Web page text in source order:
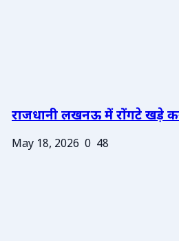
राजधानी लखनऊ में रोंगटे खड़े
May 18, 2026 0 48